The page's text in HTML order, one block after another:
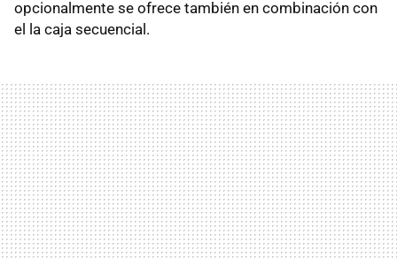
opcionalmente se ofrece también en combinación con
el la caja secuencial.